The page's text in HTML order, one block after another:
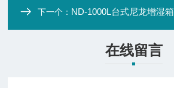
下一个： ND-1000L台式尼龙增湿箱
在线留言